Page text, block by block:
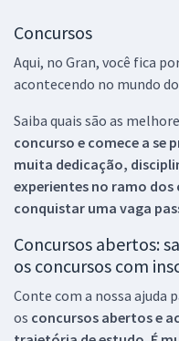
Concursos
Aqui, no Gran, você fica
acontecendo no mundo
Saiba quais são as
concurso e comece a se
muita dedicação,
experientes no ramo dos
conquistar uma vaga
Concursos abertos:
os concursos com
Conte com a nossa ajuda
os concursos abertos e